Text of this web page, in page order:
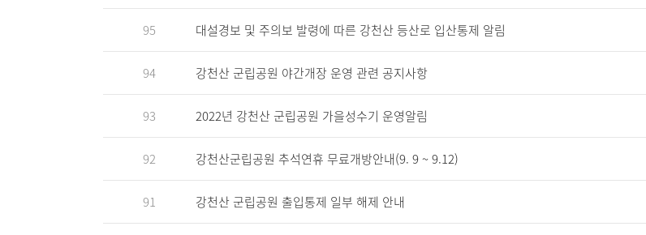
95 대설경보 및 주의보 발령에 따른 강천산 등산로 입산통제 알림
94 강천산 군립공원 야간개장 운영 관련 공지사항
93 2022년 강천산 군립공원 가을성수기 운영알림
92 강천산군립공원 추석연휴 무료개방안내(9. 9 ~ 9.12)
91 강천산 군립공원 출입통제 일부 해제 안내